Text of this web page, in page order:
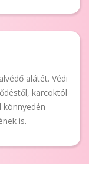
alátét. Védi
karcoktól
könnyedén
is.